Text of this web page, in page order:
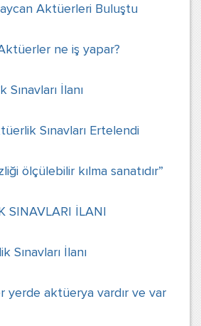
Aktüerleri Buluştu
ne iş yapar?
Sınavları İlanı
Sınavları Ertelendi
ölçülebilir kılma sanatıdır”
SINAVLARI İLANI
Sınavları İlanı
yerde aktüerya vardır ve var